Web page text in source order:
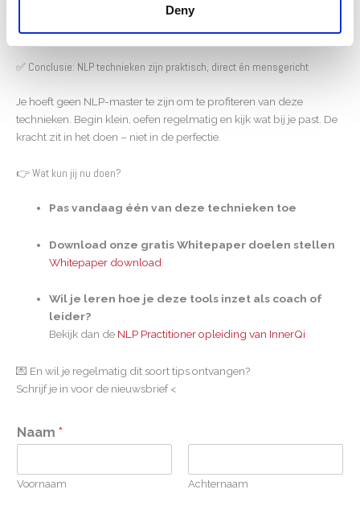
Deny
verandering. En het mooiste? Je hebt geen ander nodig om te
beginnen – jij hebt de tools al in je.
✅ Conclusie: NLP technieken zijn praktisch, direct én mensgericht
Je hoeft geen NLP-master te zijn om te profiteren van deze
technieken. Begin klein, oefen regelmatig en kijk wat bij je past. De
kracht zit in het doen – niet in de perfectie.
👉 Wat kun jij nu doen?
Pas vandaag één van deze technieken toe
Download onze gratis Whitepaper doelen stellen
Whitepaper download
Wil je leren hoe je deze tools inzet als coach of
leider?
Bekijk dan de NLP Practitioner opleiding van InnerQi
💌 En wil je regelmatig dit soort tips ontvangen?
Schrijf je in voor de nieuwsbrief <
Naam *
Voornaam Achternaam